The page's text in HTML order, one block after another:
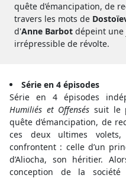
quête d’émancipation, de
travers les mots de
d'Anne Barbot dépeint une
irrépressible de révolte.
Série en 4 épisodes
Série en 4 épisodes
Humiliés et Offensés suit le
quête d’émancipation, de
ces deux ultimes
confrontent : celle d’un
d’Aliocha, son héritier.
conception de la